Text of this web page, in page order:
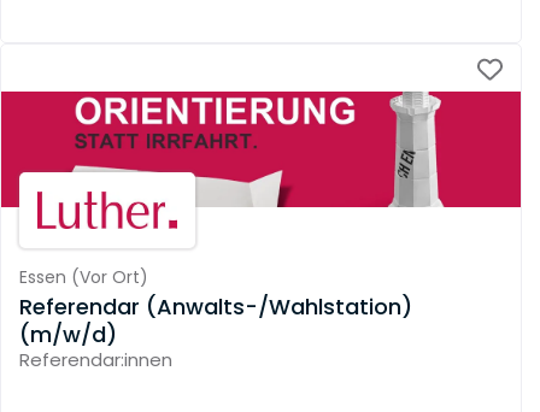
Essen (Vor Ort)
Referendar (Anwalts-/Wahlstation)
(m/w/d)
Referendar:innen